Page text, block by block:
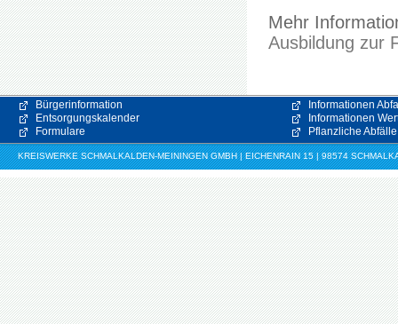
Mehr
Ausbildung zur
Bürgerinformation
Entsorgungskalender
Formulare
Informationen
Informationen
Pflanzliche Abfälle
KREISWERKE SCHMALKALDEN-MEININGEN GMBH | EICHENRAIN 15 | 98574